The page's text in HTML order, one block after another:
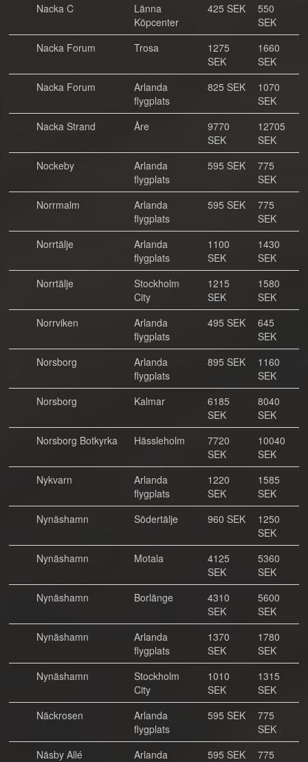
Nacka C
Länna
Köpcenter
425 SEK
550
SEK
Nacka Forum
Trosa
1275
SEK
1660
SEK
Nacka Forum
Arlanda
flygplats
825 SEK
1070
SEK
Nacka Strand
Åre
9770
SEK
12705
SEK
Nockeby
Arlanda
flygplats
595 SEK
775
SEK
Norrmalm
Arlanda
flygplats
595 SEK
775
SEK
Norrtälje
Arlanda
flygplats
1100
SEK
1430
SEK
Norrtälje
Stockholm
City
1215
SEK
1580
SEK
Norrviken
Arlanda
flygplats
495 SEK
645
SEK
Norsborg
Arlanda
flygplats
895 SEK
1160
SEK
Norsborg
Kalmar
6185
SEK
8040
SEK
Norsborg Botkyrka
Hässleholm
7720
SEK
10040
SEK
Nykvarn
Arlanda
flygplats
1220
SEK
1585
SEK
Nynäshamn
Södertälje 960 SEK
1250
SEK
Nynäshamn
Motala
4125
SEK
5360
SEK
Nynäshamn
Borlänge
4310
SEK
5600
SEK
Nynäshamn
Arlanda
flygplats
1370
SEK
1780
SEK
Nynäshamn
Stockholm
City
1010
SEK
1315
SEK
Näckrosen
Arlanda
flygplats
595 SEK
775
SEK
Näsby Allé
Arlanda
595 SEK
775